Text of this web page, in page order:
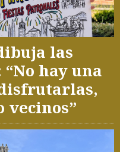
las
hay una
vecinos”